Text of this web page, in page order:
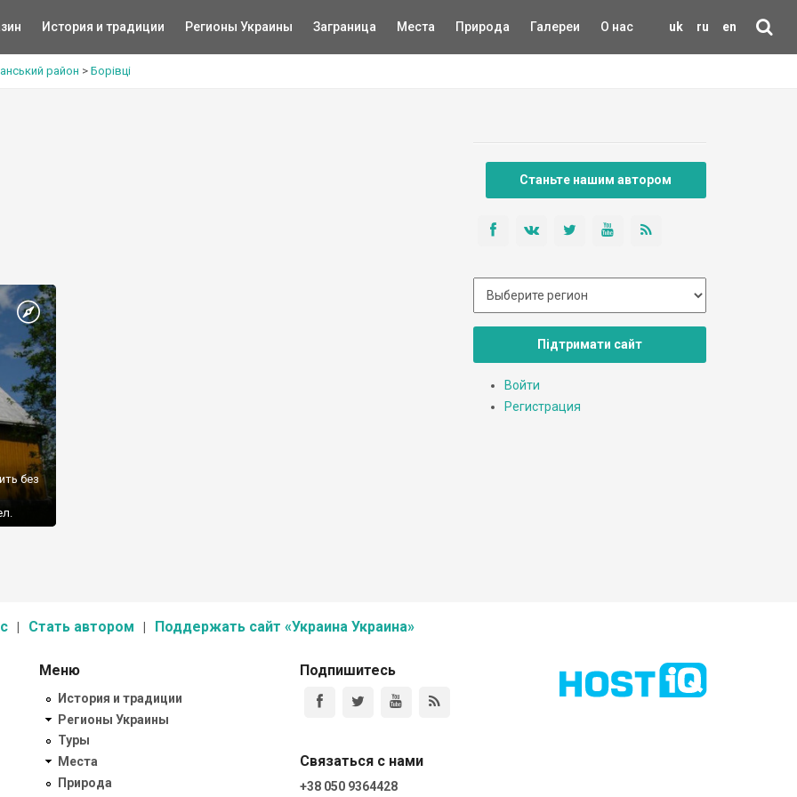
uk ru en
История и традиции Регионы Украины Заграница Места Природа Галереи О нас
район > Борівці
без
Станьте нашим автором
Підтримати сайт
Войти
Регистрация
Стать автором Поддержать сайт «Украина Украина»
Меню
История и традиции
Регионы Украины
Туры
Места
Природа
Подпишитесь
Связаться с нами
+38 050 9364428